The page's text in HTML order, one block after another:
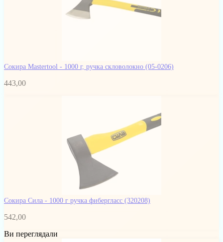
Сокира Mastertool - 1000 г, ручка скловолокно (05-0206)
443,00
Сокира Сила - 1000 г ручка фибергласс (320208)
542,00
Ви переглядали